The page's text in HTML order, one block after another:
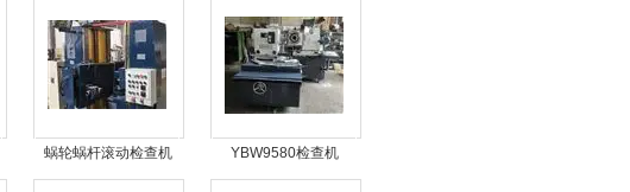
蜗轮蜗杆滚动检查机 YBW9580检查机